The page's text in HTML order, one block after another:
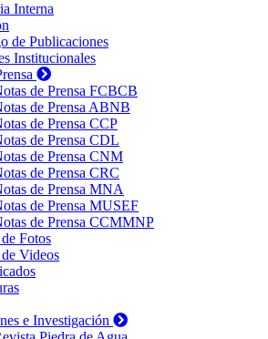
Interna
de Publicaciones
Institucionales
de Prensa FCBCB
de Prensa ABNB
de Prensa CCP
de Prensa CDL
de Prensa CNM
de Prensa CRC
de Prensa MNA
de Prensa MUSEF
de Prensa CCMMNP
Fotos
Videos
e Investigación